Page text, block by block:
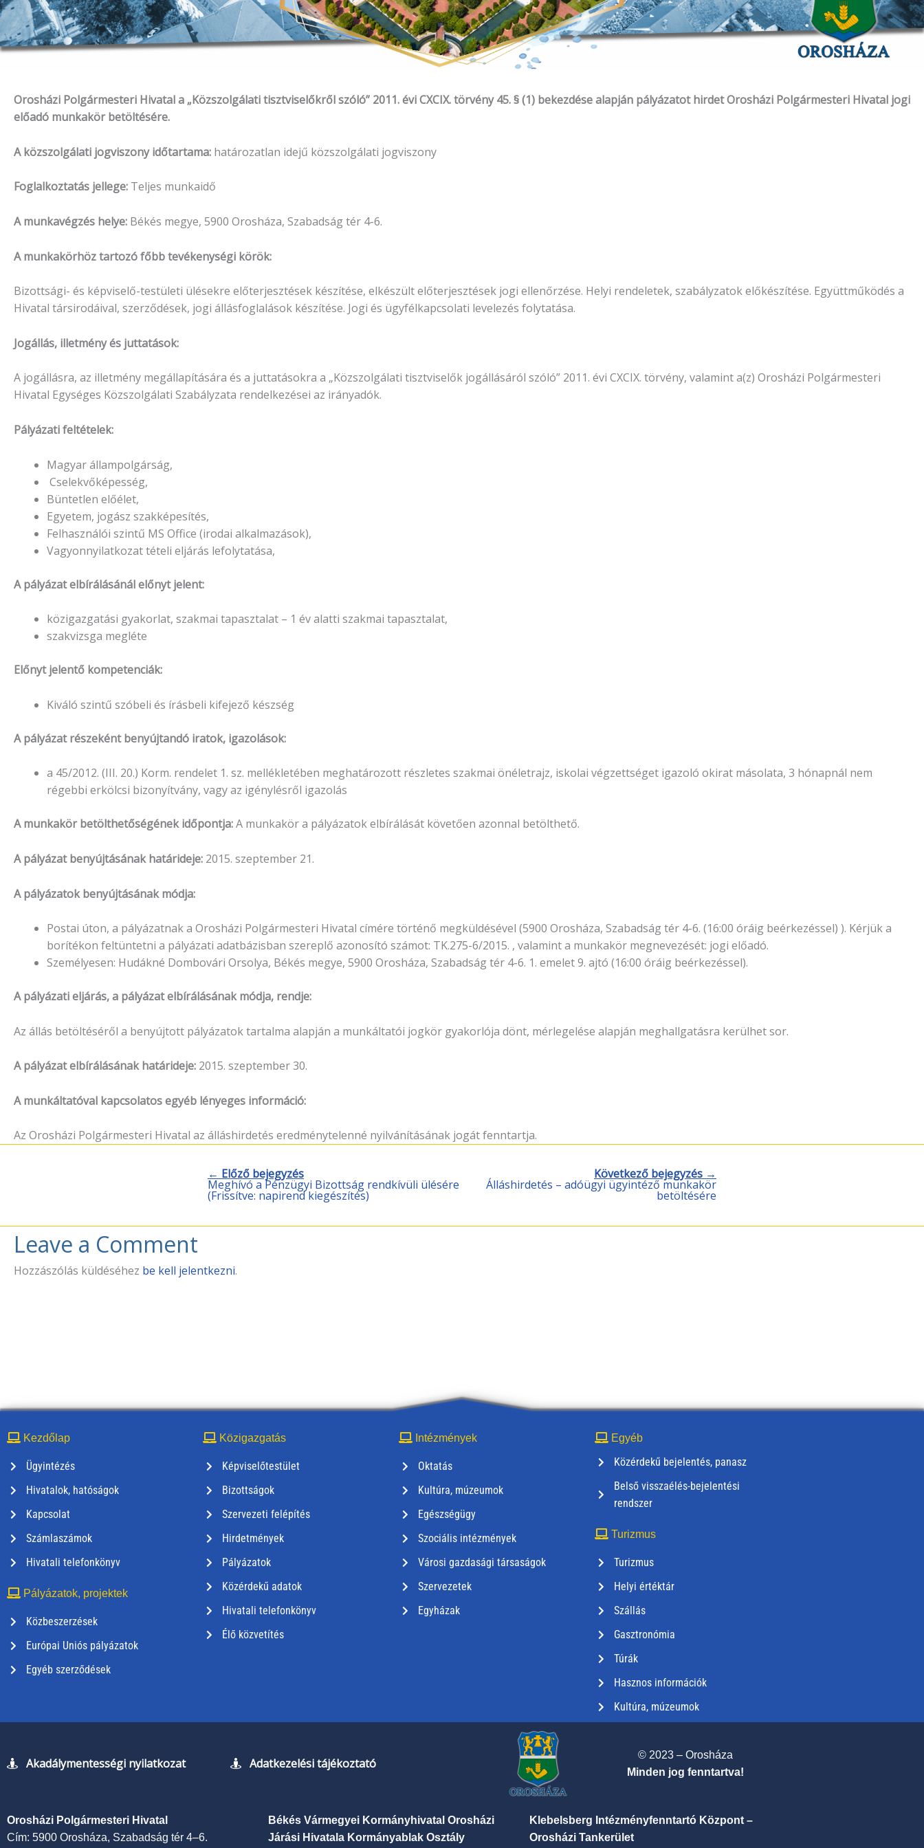
Orosházi Polgármesteri Hivatal a „Közszolgálati tisztviselőkről szóló” 2011. évi CXCIX. törvény 45. § (1) bekezdése alapján pályázatot hirdet Orosházi Polgármesteri Hivatal jogi
előadó munkakör betöltésére.
A közszolgálati jogviszony időtartama: határozatlan idejű közszolgálati jogviszony
Foglalkoztatás jellege: Teljes munkaidő
A munkavégzés helye: Békés megye, 5900 Orosháza, Szabadság tér 4-6.
A munkakörhöz tartozó főbb tevékenységi körök:
Bizottsági- és képviselő-testületi ülésekre előterjesztések készítése, elkészült előterjesztések jogi ellenőrzése. Helyi rendeletek, szabályzatok előkészítése. Együttműködés a
Hivatal társirodáival, szerződések, jogi állásfoglalások készítése. Jogi és ügyfélkapcsolati levelezés folytatása.
Jogállás, illetmény és juttatások:
A jogállásra, az illetmény megállapítására és a juttatásokra a „Közszolgálati tisztviselők jogállásáról szóló” 2011. évi CXCIX. törvény, valamint a(z) Orosházi Polgármesteri
Hivatal Egységes Közszolgálati Szabályzata rendelkezései az irányadók.
Pályázati feltételek:
Magyar állampolgárság,
Cselekvőképesség,
Büntetlen előélet,
Egyetem, jogász szakképesítés,
Felhasználói szintű MS Office (irodai alkalmazások),
Vagyonnyilatkozat tételi eljárás lefolytatása,
A pályázat elbírálásánál előnyt jelent:
közigazgatási gyakorlat, szakmai tapasztalat – 1 év alatti szakmai tapasztalat,
szakvizsga megléte
Előnyt jelentő kompetenciák:
Kiváló szintű szóbeli és írásbeli kifejező készség
A pályázat részeként benyújtandó iratok, igazolások:
a 45/2012. (III. 20.) Korm. rendelet 1. sz. mellékletében meghatározott részletes szakmai önéletrajz, iskolai végzettséget igazoló okirat másolata, 3 hónapnál nem
régebbi erkölcsi bizonyítvány, vagy az igénylésről igazolás
A munkakör betölthetőségének időpontja:A munkakör a pályázatok elbírálását követően azonnal betölthető.
A pályázat benyújtásának határideje: 2015. szeptember 21.
A pályázatok benyújtásának módja:
Postai úton, a pályázatnak a Orosházi Polgármesteri Hivatal címére történő megküldésével (5900 Orosháza, Szabadság tér 4-6. (16:00 óráig beérkezéssel) ). Kérjük a
borítékon feltüntetni a pályázati adatbázisban szereplő azonosító számot: TK.275-6/2015. , valamint a munkakör megnevezését: jogi előadó.
Személyesen: Hudákné Dombovári Orsolya, Békés megye, 5900 Orosháza, Szabadság tér 4-6. 1. emelet 9. ajtó (16:00 óráig beérkezéssel).
A pályázati eljárás, a pályázat elbírálásának módja, rendje:
Az állás betöltéséről a benyújtott pályázatok tartalma alapján a munkáltatói jogkör gyakorlója dönt, mérlegelése alapján meghallgatásra kerülhet sor.
A pályázat elbírálásának határideje: 2015. szeptember 30.
A munkáltatóval kapcsolatos egyéb lényeges információ:
Az Orosházi Polgármesteri Hivatal az álláshirdetés eredménytelenné nyilvánításának jogát fenntartja.
← Előző bejegyzés
Meghívó a Pénzügyi Bizottság rendkívüli ülésére
(Frissítve: napirend kiegészítés)
Következő bejegyzés →
Álláshirdetés – adóügyi ügyintéző munkakör
betöltésére
Leave a Comment
Hozzászólás küldéséhez be kell jelentkezni.
Kezdőlap
Ügyintézés
Hivatalok, hatóságok
Kapcsolat
Számlaszámok
Hivatali telefonkönyv
Pályázatok, projektek
Közbeszerzések
Európai Uniós pályázatok
Egyéb szerződések
Közigazgatás
Képviselőtestület
Bizottságok
Szervezeti felépítés
Hirdetmények
Pályázatok
Közérdekű adatok
Hivatali telefonkönyv
Élő közvetítés
Intézmények
Oktatás
Kultúra, múzeumok
Egészségügy
Szociális intézmények
Városi gazdasági társaságok
Szervezetek
Egyházak
Egyéb
Közérdekű bejelentés, panasz
Belső visszaélés-bejelentési
rendszer
Turizmus
Turizmus
Helyi értéktár
Szállás
Gasztronómia
Túrák
Hasznos információk
Kultúra, múzeumok
Akadálymentességi nyilatkozat Adatkezelési tájékoztató
© 2023 – Orosháza
Minden jog fenntartva!
Orosházi Polgármesteri Hivatal
Cím: 5900 Orosháza, Szabadság tér 4–6.
Békés Vármegyei Kormányhivatal Orosházi
Járási Hivatala Kormányablak Osztály
Klebelsberg Intézményfenntartó Központ –
Orosházi Tankerület